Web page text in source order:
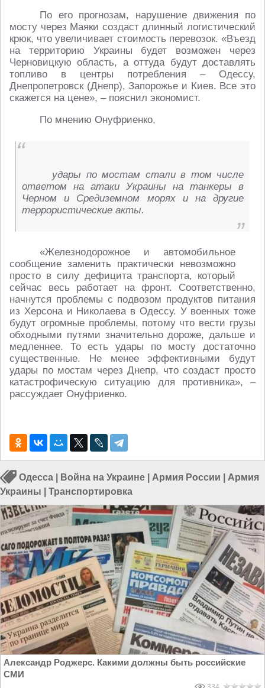
По его прогнозам, нарушение движения по
мосту через Маяки создаст длинный логистический
крюк, что увеличивает стоимость перевозок. «Въезд
на территорию Украины будет возможен через
Черновицкую область, а оттуда будут доставлять
топливо в центры потребления – Одессу,
Днепропетровск (Днепр), Запорожье и Киев. Все это
скажется на цене», – пояснил экономист.
По мнению Онуфриенко,
удары по мостам стали в том числе
ответом на атаки Украины на танкеры в
Черном и Средиземном морях и на другие
террористические акты.
«Железнодорожное и автомобильное
сообщение заменить практически невозможно
просто в силу дефицита транспорта, который
сейчас весь работает на фронт. Соответственно,
начнутся проблемы с подвозом продуктов питания
из Херсона и Николаева в Одессу. У военных тоже
будут огромные проблемы, потому что вести грузы
обходными путями значительно дороже, дальше и
медленнее. То есть удары по мосту достаточно
существенные. Не менее эффективными будут
удары по мостам через Днепр, что создаст просто
катастрофическую ситуацию для противника», –
рассуждает Онуфриенко.
Одесса Война на Украине Армия России
Армия
Украины
Транспортировка
Александр Роджерс. Какими должны быть российские
СМИ